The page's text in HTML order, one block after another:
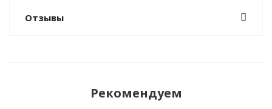
Отзывы
Рекомендуем